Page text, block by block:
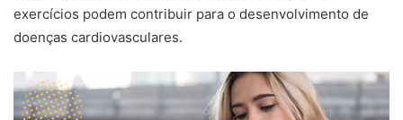
exercícios podem contribuir para o desenvolvimento de
doenças cardiovasculares.